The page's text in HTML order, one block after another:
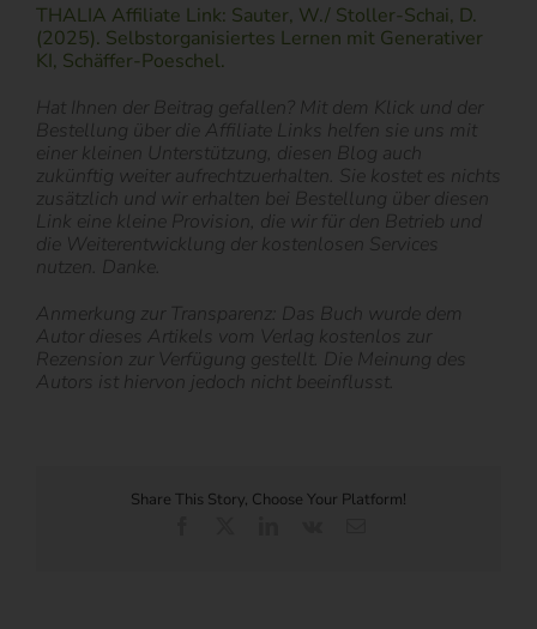
THALIA Affiliate Link: Sauter, W./ Stoller-Schai, D.
(2025). Selbstorganisiertes Lernen mit Generativer
KI, Schäffer-Poeschel.
Hat Ihnen der Beitrag gefallen? Mit dem Klick und der
Bestellung über die Affiliate Links helfen sie uns mit
einer kleinen Unterstützung, diesen Blog auch
zukünftig weiter aufrechtzuerhalten. Sie kostet es nichts
zusätzlich und wir erhalten bei Bestellung über diesen
Link eine kleine Provision, die wir für den Betrieb und
die Weiterentwicklung der kostenlosen Services
nutzen. Danke.
Anmerkung zur Transparenz: Das Buch wurde dem
Autor dieses Artikels vom Verlag kostenlos zur
Rezension zur Verfügung gestellt. Die Meinung des
Autors ist hiervon jedoch nicht beeinflusst.
Share This Story, Choose Your Platform!